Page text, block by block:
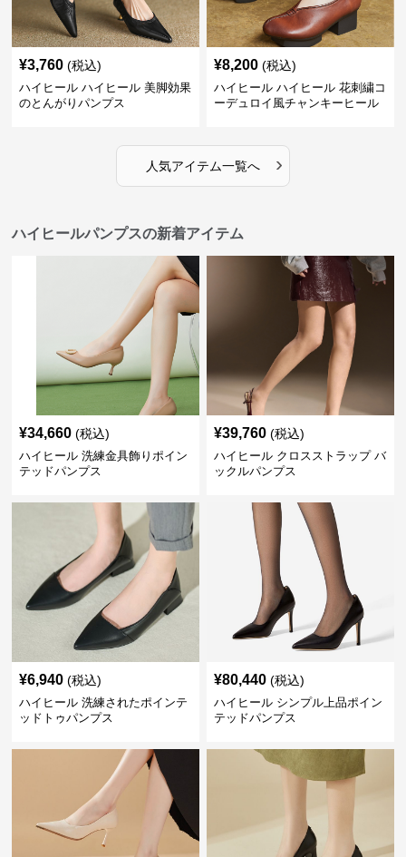
¥3,760 (税込)
ハイヒール ハイヒール 美脚効果
のとんがりパンプス
¥8,200 (税込)
ハイヒール ハイヒール 花刺繍コ
ーデュロイ風チャンキーヒール
人気アイテム一覧へ ›
ハイヒールパンプスの新着アイテム
¥34,660 (税込)
ハイヒール 洗練金具飾りポイン
テッドパンプス
¥39,760 (税込)
ハイヒール クロスストラップ バ
ックルパンプス
¥6,940 (税込)
ハイヒール 洗練されたポインテ
ッドトゥパンプス
¥80,440 (税込)
ハイヒール シンプル上品ポイン
テッドパンプス